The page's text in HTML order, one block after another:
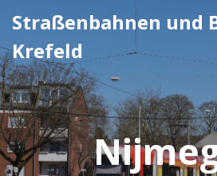
Inhalt
Straßenbahnen und
Krefeld